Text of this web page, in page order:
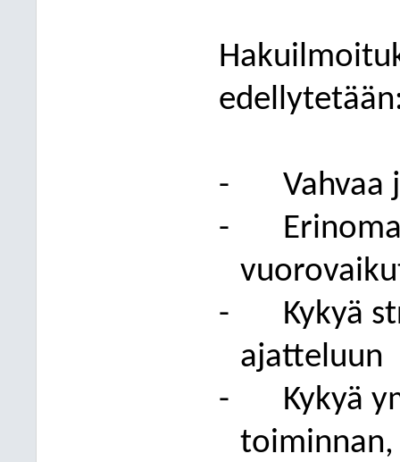
-
Vahvaa
-
-
Kykyä
ajatteluun
-
Kykyä
toiminnan,